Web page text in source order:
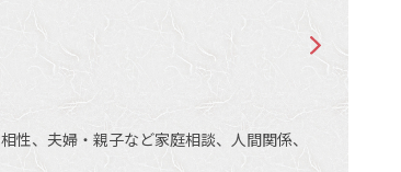
、夫婦・親子など家庭相談、人間関係、